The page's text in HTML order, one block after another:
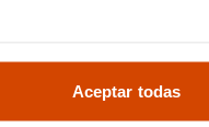
Aceptar todas
condiciones para